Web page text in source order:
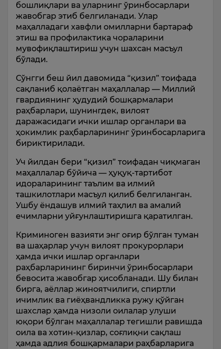
бошлиқлари ва уларнинг ўринбосарлари
жавобгар этиб белгиланади. Улар
маҳалладаги хавфли омилларни бартараф
этиш ва профилактика чораларини
мувофиқлаштириш учун шахсан масъул
бўлади.
Сўнгги беш йил давомида “қизил” тоифада
сақланиб қолаётган маҳаллалар — Миллий
гвардиянинг ҳудудий бошқармалари
раҳбарлари, шунингдек, вилоят
даражасидаги ички ишлар органлари ва
ҳокимлик раҳбарларининг ўринбосарларига
бириктирилади.
Уч йилдан бери “қизил” тоифадан чиқмаган
маҳаллалар бўйича — ҳуқуқ-тартибот
идораларининг таълим ва илмий
ташкилотлари масъул қилиб белгиланган.
Ушбу ёндашув илмий таҳлил ва амалий
ечимларни уйғунлаштиришга қаратилган.
Криминоген вазияти энг оғир бўлган туман
ва шаҳарлар учун вилоят прокурорлари
ҳамда ички ишлар органлари
раҳбарларининг биринчи ўринбосарлари
бевосита жавобгар ҳисобланади. Шу билан
бирга, аёллар жиноятчилиги, спиртли
ичимлик ва гиёҳвандликка ружу қўйган
шахслар ҳамда низоли оилалар улуши
юқори бўлган маҳаллалар тегишли равишда
оила ва хотин-қизлар, соғлиқни сақлаш
ҳамда адлия бошқармалари раҳбарларига